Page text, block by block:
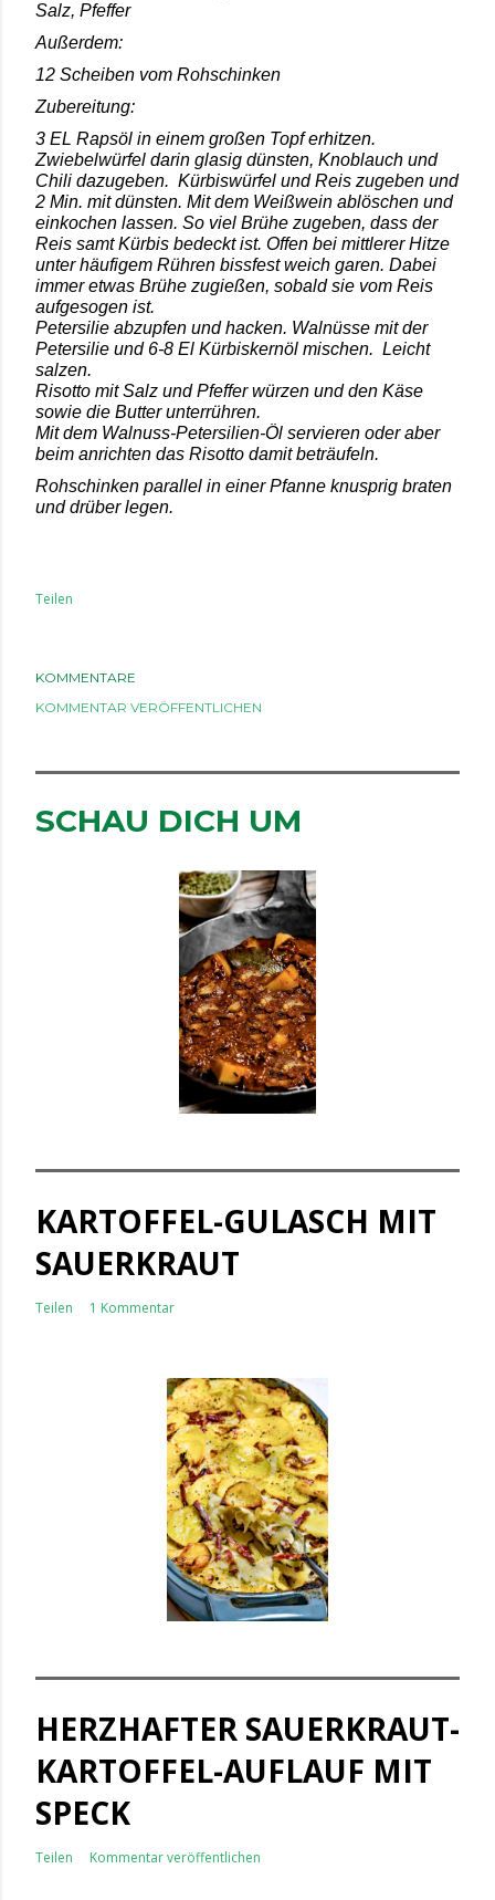
Salz, Pfeffer
Außerdem:
12 Scheiben vom Rohschinken
Zubereitung:
3 EL Rapsöl in einem großen Topf erhitzen.
Zwiebelwürfel darin glasig dünsten, Knoblauch und
Chili dazugeben. Kürbiswürfel und Reis zugeben und
2 Min. mit dünsten. Mit dem Weißwein ablöschen und
einkochen lassen. So viel Brühe zugeben, dass der
Reis samt Kürbis bedeckt ist. Offen bei mittlerer Hitze
unter häufigem Rühren bissfest weich garen. Dabei
immer etwas Brühe zugießen, sobald sie vom Reis
aufgesogen ist.
Petersilie abzupfen und hacken. Walnüsse mit der
Petersilie und 6-8 El Kürbiskernöl mischen. Leicht
salzen.
Risotto mit Salz und Pfeffer würzen und den Käse
sowie die Butter unterrühren.
Mit dem Walnuss-Petersilien-Öl servieren oder aber
beim anrichten das Risotto damit beträufeln.
Rohschinken parallel in einer Pfanne knusprig braten
und drüber legen.
Teilen
KOMMENTARE
KOMMENTAR VERÖFFENTLICHEN
SCHAU DICH UM
KARTOFFEL-GULASCH MIT
SAUERKRAUT
Teilen 1 Kommentar
HERZHAFTER SAUERKRAUT-
KARTOFFEL-AUFLAUF MIT
SPECK
Teilen Kommentar veröffentlichen